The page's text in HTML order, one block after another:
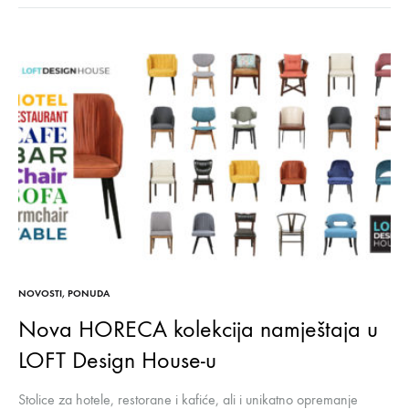
NOVOSTI, PONUDA
Nova HORECA kolekcija namještaja u
LOFT Design House-u
Stolice za hotele, restorane i kafiće, ali i unikatno opremanje